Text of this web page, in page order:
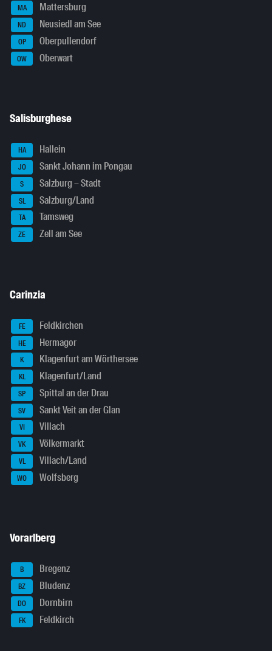
MA Mattersburg
ND Neusiedl am See
OP Oberpullendorf
OW Oberwart
Salisburghese
HA Hallein
JO Sankt Johann im Pongau
S Salzburg – Stadt
SL Salzburg/Land
TA Tamsweg
ZE Zell am See
Carinzia
FE Feldkirchen
HE Hermagor
K Klagenfurt am Wörthersee
KL Klagenfurt/Land
SP Spittal an der Drau
SV Sankt Veit an der Glan
VI Villach
VK Völkermarkt
VL Villach/Land
WO Wolfsberg
Vorarlberg
B Bregenz
BZ Bludenz
DO Dornbirn
FK Feldkirch